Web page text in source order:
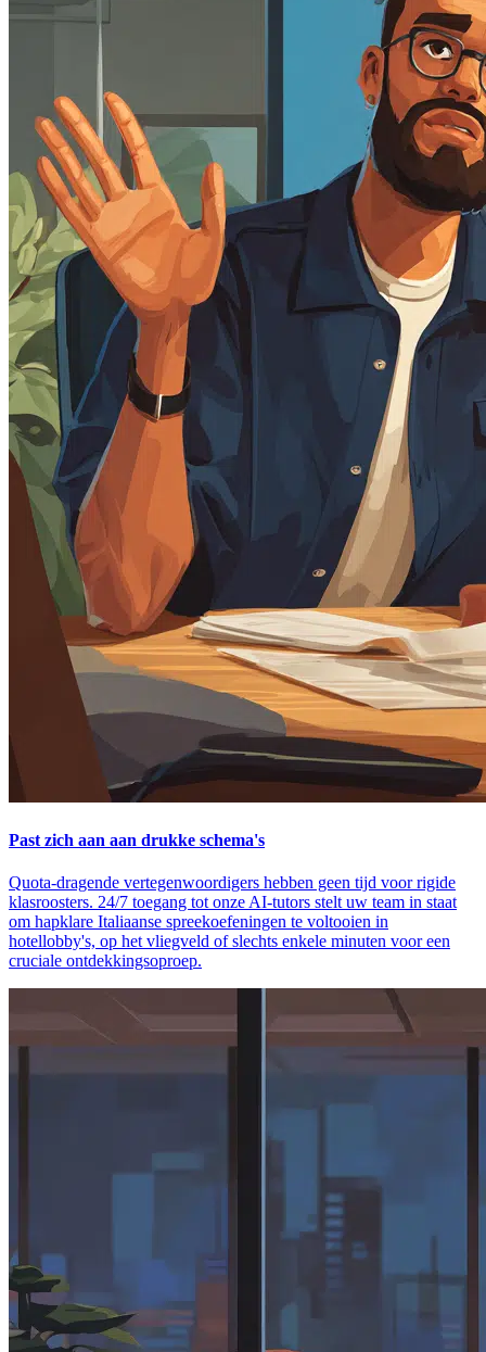
Past zich aan aan drukke schema's
Quota-dragende vertegenwoordigers hebben geen tijd voor rigide
klasroosters. 24/7 toegang tot onze AI-tutors stelt uw team in staat
om hapklare Italiaanse spreekoefeningen te voltooien in
hotellobby's, op het vliegveld of slechts enkele minuten voor een
cruciale ontdekkingsoproep.